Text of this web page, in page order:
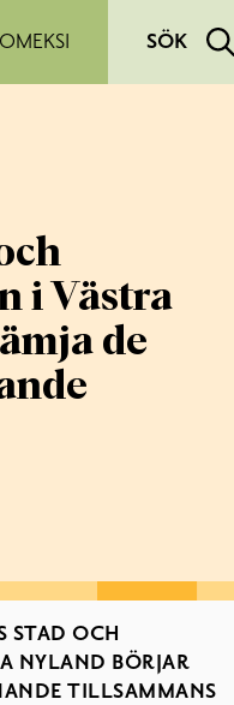
SÖK
i Västra
de
STAD OCH
NYLAND BÖRJAR
TILLSAMMANS